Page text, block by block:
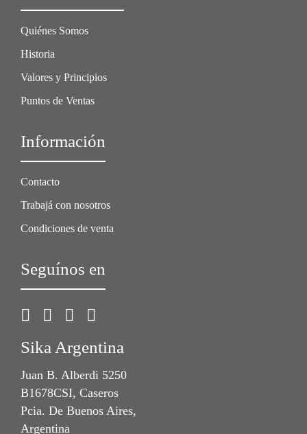
Quiénes Somos
Historia
Valores y Principios
Puntos de Ventas
Información
Contacto
Trabajá con nosotros
Condiciones de venta
Seguínos en
Sika Argentina
Juan B. Alberdi 5250
B1678CSI, Caseros
Pcia. De Buenos Aires,
Argentina